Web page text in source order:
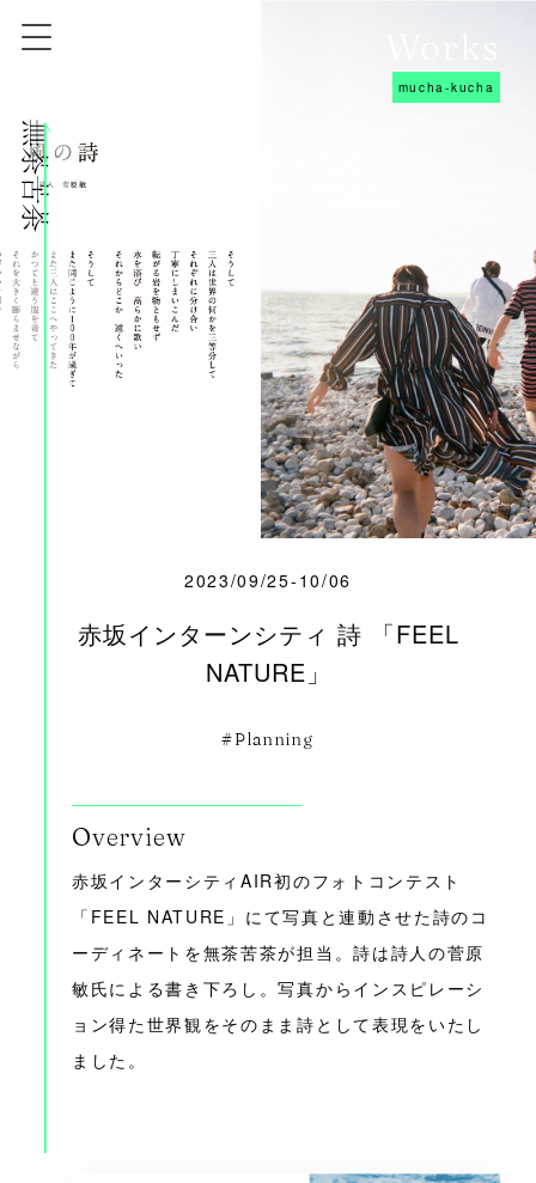
株式会社無茶苦茶
Works
mucha-kucha
2023/09/25-10/06
赤坂インターンシティ 詩 「FEEL
NATURE」
Planning
Overview
赤坂インターシティAIR初のフォトコンテスト
「FEEL NATURE」にて写真と連動させた詩のコ
ーディネートを無茶苦茶が担当。詩は詩人の菅原
敏氏による書き下ろし。写真からインスピレーシ
ョン得た世界観をそのまま詩として表現をいたし
ました。